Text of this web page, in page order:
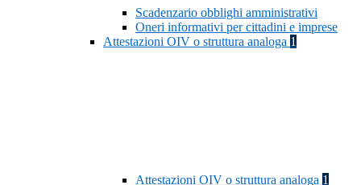
Scadenzario obblighi amministrativi
Oneri informativi per cittadini e imprese
Attestazioni OIV o struttura analoga 1
Attestazioni OIV o struttura analoga 1